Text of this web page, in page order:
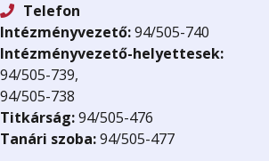
Telefon
Intézményvezető:94/505-740
Intézményvezető-helyettesek:
94/505-739,
94/505-738
Titkárság:94/505-476
Tanári szoba:94/505-477